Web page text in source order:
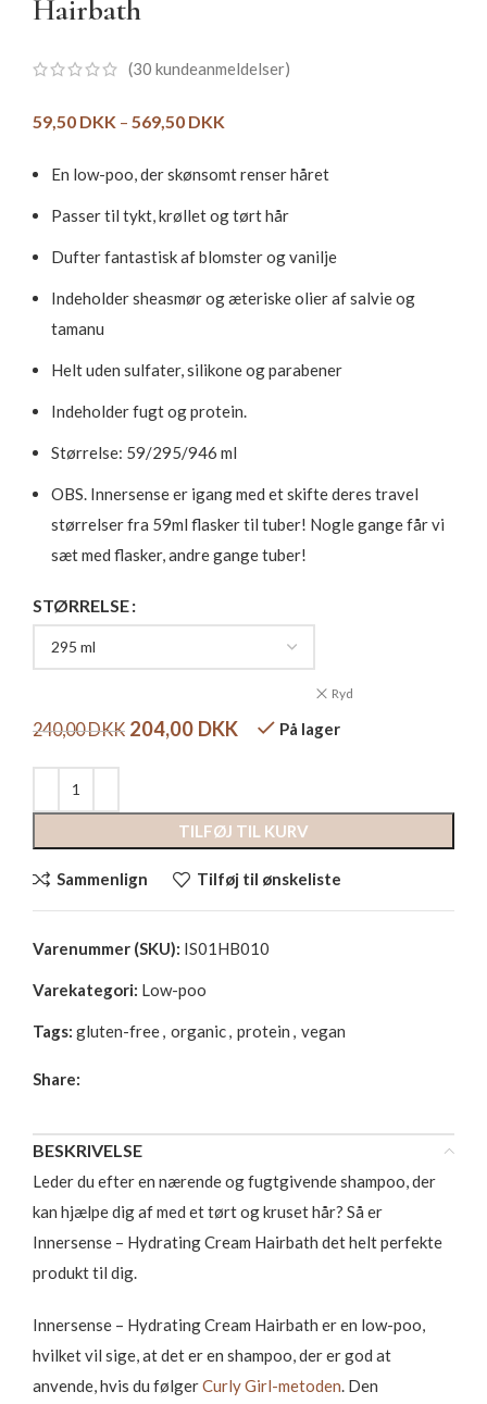
Hairbath
(30 kundeanmeldelser)
59,50 DKK – 569,50 DKK
En low-poo, der skønsomt renser håret
Passer til tykt, krøllet og tørt hår
Dufter fantastisk af blomster og vanilje
Indeholder sheasmør og æteriske olier af salvie og
tamanu
Helt uden sulfater, silikone og parabener
Indeholder fugt og protein.
Størrelse: 59/295/946 ml
OBS. Innersense er igang med et skifte deres travel
størrelser fra 59ml flasker til tuber! Nogle gange får vi
sæt med flasker, andre gange tuber!
STØRRELSE
Ryd
240,00DKK 204,00 DKK På lager
TILFØJ TIL KURV
Sammenlign Tilføj til ønskeliste
Varenummer (SKU): IS01HB010
Varekategori: Low-poo
Tags: gluten-free organic protein vegan
Share:
BESKRIVELSE
Leder du efter en nærende og fugtgivende shampoo, der
kan hjælpe dig af med et tørt og kruset hår? Så er
Innersense – Hydrating Cream Hairbath det helt perfekte
produkt til dig.
Innersense – Hydrating Cream Hairbath er en low-poo,
hvilket vil sige, at det er en shampoo, der er god at
anvende, hvis du følgerCurly Girl-metoden . Den